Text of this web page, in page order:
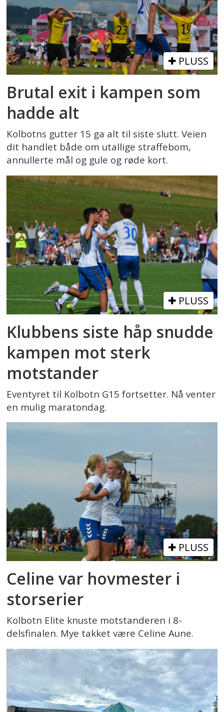
PLUSS
Brutal exit i kampen som
hadde alt
Kolbotns gutter 15 ga alt til siste slutt. Veien
dit handlet både om utallige straffebom,
annullerte mål og gule og røde kort.
PLUSS
Klubbens siste håp snudde
kampen mot sterk
motstander
Eventyret til Kolbotn G15 fortsetter. Nå venter
en mulig maratondag.
PLUSS
Celine var hovmester i
storserier
Kolbotn Elite knuste motstanderen i 8-
delsfinalen. Mye takket være Celine Aune.